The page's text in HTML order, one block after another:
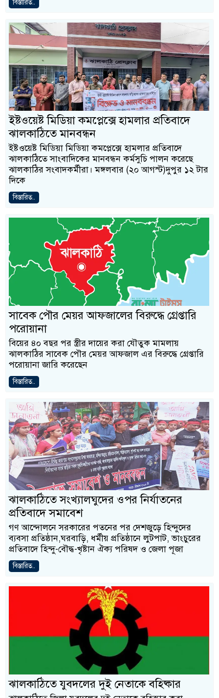
বিস্তারিত..
ইষ্টওয়েষ্ট মিডিয়া কমপ্লেক্সে হামলার প্রতিবাদে
ঝালকাঠিতে মানবন্ধন
ইষ্টওয়েষ্ট মিডিয়া মিডিয়া কমপ্লেক্সে হামলার প্রতিবাদে
ঝালকাঠিতে সাংবাদিকের মানবন্ধন কর্মসুচি পালন করেছে
ঝালকাঠির সংবাদকর্মীরা। মঙ্গলবার (২০ আগস্ট)দুপুর ১২ টার
দিকে
বিস্তারিত..
সাবেক পৌর মেয়র আফজালের বিরুদ্ধে গ্রেপ্তারি
পরোয়ানা
বিয়ের ৪০ বছর পর স্ত্রীর দায়ের করা যৌতুক মামলায়
ঝালকাঠির সাবেক পৌর মেয়র আফজাল এর বিরুদ্ধে গ্রেপ্তারি
পরোয়ানা জারি করেছেন
বিস্তারিত..
ঝালকাঠিতে সংখ্যালঘুদের ওপর নির্যাতনের
প্রতিবাদে সমাবেশ
গণ আন্দোলনে সরকারের পতনের পর দেশজুড়ে হিন্দুদের
ব্যবসা প্রতিষ্ঠান,ঘরবাড়ি, ধর্মীয় প্রতিষ্ঠানে লুটপাট, ভাংচুরের
প্রতিবাদে হিন্দু-বৌদ্ধ-খৃষ্টান ঐক্য পরিষদ ও জেলা পূজা
বিস্তারিত..
ঝালকাঠিতে যুবদলের দুই নেতাকে বহিষ্কার